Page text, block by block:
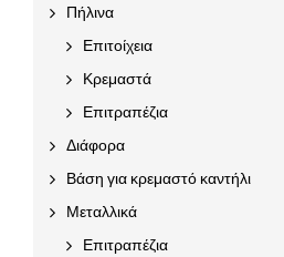
Πήλινα
Επιτοίχεια
Κρεμαστά
Επιτραπέζια
Διάφορα
Βάση για κρεμαστό καντήλι
Μεταλλικά
Επιτραπέζια